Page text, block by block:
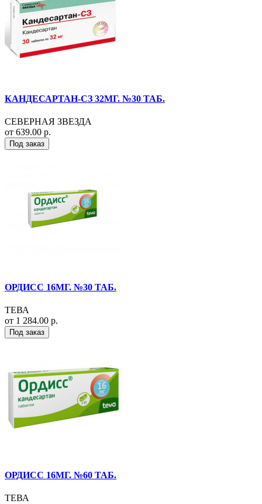
КАНДЕСАРТАН-СЗ 32МГ. №30 ТАБ.
СЕВЕРНАЯ ЗВЕЗДА
от 639.00 р.
Под заказ
ОРДИСС 16МГ. №30 ТАБ.
ТЕВА
от 1 284.00 р.
Под заказ
ОРДИСС 16МГ. №60 ТАБ.
ТЕВА